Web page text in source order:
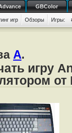
GBColor
игр Обзоры Игры:
A.
игру
от